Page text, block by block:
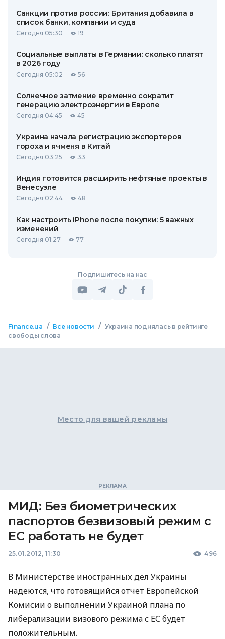
Санкции против россии: Британия добавила в
список банки, компании и суда
Сегодня 05:30 19
Социальные выплаты в Германии: сколько платят
в 2026 году
Сегодня 05:02 56
Солнечное затмение временно сократит
генерацию электроэнергии в Европе
Сегодня 04:45 45
Украина начала регистрацию экспортеров
гороха и ячменя в Китай
Сегодня 03:25 33
Индия готовится расширить нефтяные проекты в
Венесуэле
Сегодня 02:44 48
Как настроить iPhone после покупки: 5 важных
изменений
Сегодня 01:27 77
Подпишитесь на нас
Finance.ua / Все новости / Украина поднялась в рейтинге
свободы слова
Место для вашей рекламы
МИД: Без биометрических
паспортов безвизовый режим с
ЕС работать не будет
25.01.2012, 11:30 496
В Министерстве иностранных дел Украины
надеются, что готовящийся отчет Европейской
Комисии о выполнении Украиной плана по
либерализации визового режима с ЕС будет
положительным.